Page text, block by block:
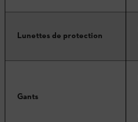
Lunettes de protection
Gants